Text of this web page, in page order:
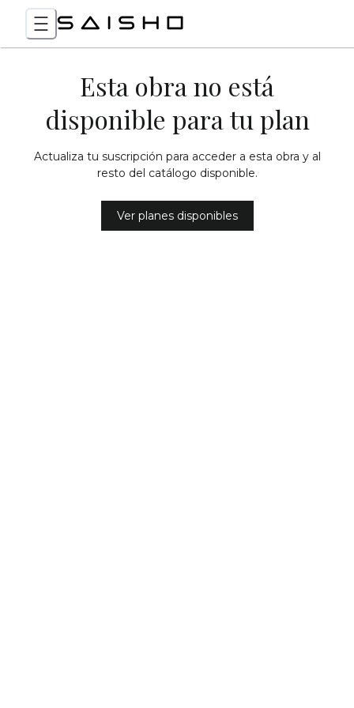
Esta obra no está
disponible para tu plan
Actualiza tu suscripción para acceder a esta obra y al
resto del catálogo disponible.
Ver planes disponibles